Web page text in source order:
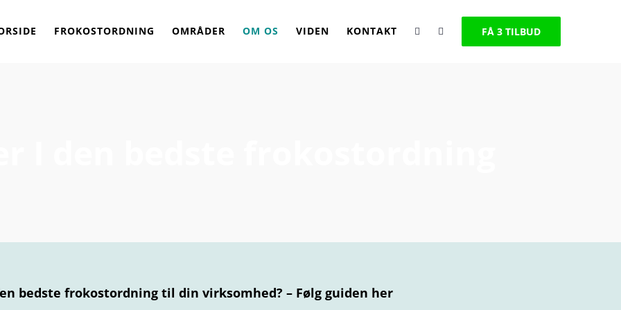
FROKOSTORDNING OMRÅDER OM OS VIDEN KONTAKT FÅ 3 TILBUD
bedste frokostordning til din virksomhed? – Følg guiden her